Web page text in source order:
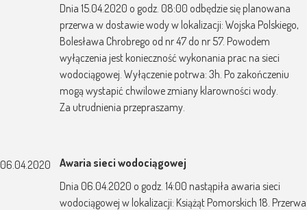
Dnia 15.04.2020 o godz. 08:00 odbędzie się planowana
przerwa w dostawie wody w lokalizacji: Wojska Polskiego,
Bolesława Chrobrego od nr 47 do nr 57. Powodem
wyłączenia jest konieczność wykonania prac na sieci
wodociągowej. Wyłączenie potrwa: 3h. Po zakończeniu
mogą wystapić chwilowe zmiany klarowności wody.
Za utrudnienia przepraszamy.
06.04.2020
Awaria sieci wodociągowej
Dnia 06.04.2020 o godz. 14:00 nastąpiła awaria sieci
wodociągowej w lokalizacji: Książąt Pomorskich 18. Przerwa